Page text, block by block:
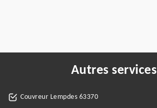
Autres services
Couvreur Lempdes 63370